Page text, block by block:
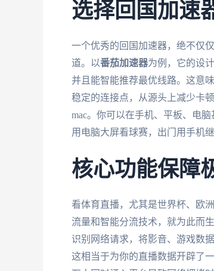
选择回国加速
一个优秀的回国加速器，绝不仅
道。以番茄加速器为例，它的设
并且能智能推荐最优线路。这意
稳定的连接点，从源头上减少卡
mac。你可以在手机、平板、电
用电脑大屏看球赛，出门用手机
核心功能保障
看体育直播，尤其是世界杯、欧
流量和智能分流技术，就为此而
识别网络请求，将影音、游戏数
这相当于为你的直播数据开辟了